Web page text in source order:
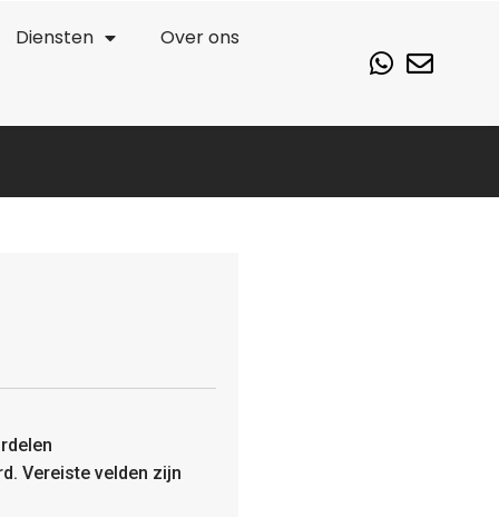
Diensten Over ons
Vereiste velden zijn